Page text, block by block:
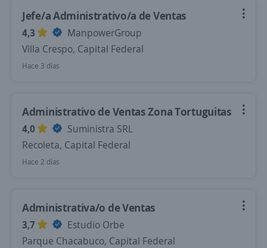
Jefe/a Administrativo/a de Ventas
4,3
ManpowerGroup
Villa Crespo, Capital Federal
Hace 3 días
Administrativo de Ventas Zona Tortuguitas
4,0
Suministra SRL
Recoleta, Capital Federal
Hace 2 días
Administrativa/o de Ventas
3,7
Estudio Orbe
Parque Chacabuco, Capital Federal